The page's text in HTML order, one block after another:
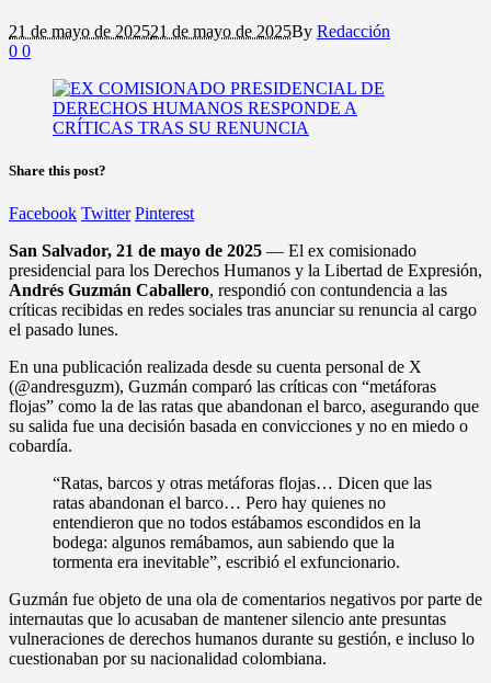
21 de mayo de 202521 de mayo de 2025By Redacción
0 0
Share this post?
Facebook Twitter Pinterest
San Salvador, 21 de mayo de 2025 — El ex comisionado
presidencial para los Derechos Humanos y la Libertad de Expresión,
Andrés Guzmán Caballero, respondió con contundencia a las
críticas recibidas en redes sociales tras anunciar su renuncia al cargo
el pasado lunes.
En una publicación realizada desde su cuenta personal de X
(@andresguzm), Guzmán comparó las críticas con “metáforas
flojas” como la de las ratas que abandonan el barco, asegurando que
su salida fue una decisión basada en convicciones y no en miedo o
cobardía.
“Ratas, barcos y otras metáforas flojas… Dicen que las
ratas abandonan el barco… Pero hay quienes no
entendieron que no todos estábamos escondidos en la
bodega: algunos remábamos, aun sabiendo que la
tormenta era inevitable”, escribió el exfuncionario.
Guzmán fue objeto de una ola de comentarios negativos por parte de
internautas que lo acusaban de mantener silencio ante presuntas
vulneraciones de derechos humanos durante su gestión, e incluso lo
cuestionaban por su nacionalidad colombiana.